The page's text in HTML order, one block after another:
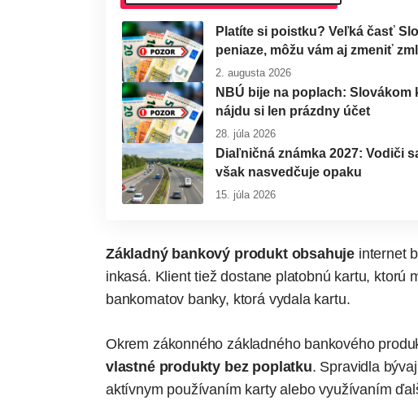
Platíte si poistku? Veľká časť
peniaze, môžu vám aj zmeniť
2. augusta 2026
NBÚ bije na poplach:
nájdu si len prázdny účet
28. júla 2026
Diaľničná známka 2027: Vodiči
však nasvedčuje opaku
15. júla 2026
Základný bankový produkt obsahuje internet
inkasá. Klient tiež dostane platobnú kartu, ktorú
bankomatov banky, ktorá vydala kartu.
Okrem zákonného základného bankového
vlastné produkty bez poplatku. Spravidla
aktívnym používaním karty alebo využívaním